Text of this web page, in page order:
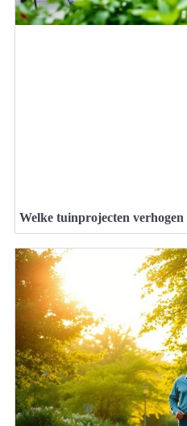
Welke tuinprojecten